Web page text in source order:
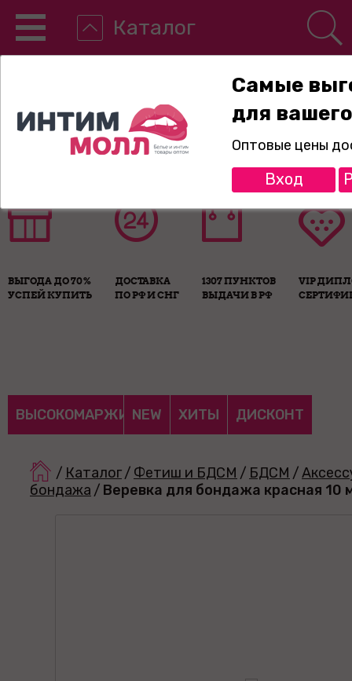
Каталог
8-800-775-89-65
ВЫГОДА ДО 70%
УСПЕЙ КУПИТЬ
ДОСТАВКА
ПО РФ И СНГ
1307 ПУНКТОВ
ВЫДАЧИ В РФ
VIP
ВЫСОКОМАРЖИНАЛЬНЫЕ
NEW ХИТЫ ДИСКОНТ
/ Каталог/ Фетиш и БДСМ / БДСМ /
бондажа / Веревка для бондажа красная 10
Самые
для
Оптовые цены
Вход